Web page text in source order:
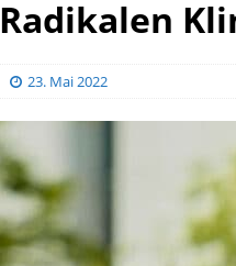
Radikalen
23. Mai 2022